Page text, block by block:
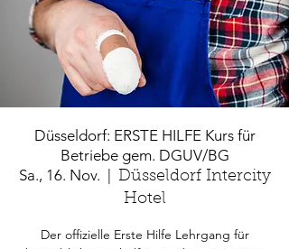
Düsseldorf: ERSTE HILFE Kurs für
Betriebe gem. DGUV/BG
Sa., 16. Nov.
Düsseldorf Intercity
Hotel
Der offizielle Erste Hilfe Lehrgang für